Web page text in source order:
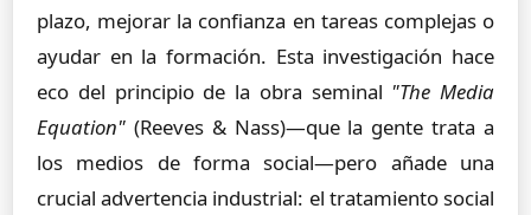
plazo, mejorar la confianza en tareas complejas o
ayudar en la formación. Esta investigación hace
eco del principio de la obra seminal "The Media
Equation" (Reeves & Nass)—que la gente trata a
los medios de forma social—pero añade una
crucial advertencia industrial: el tratamiento social